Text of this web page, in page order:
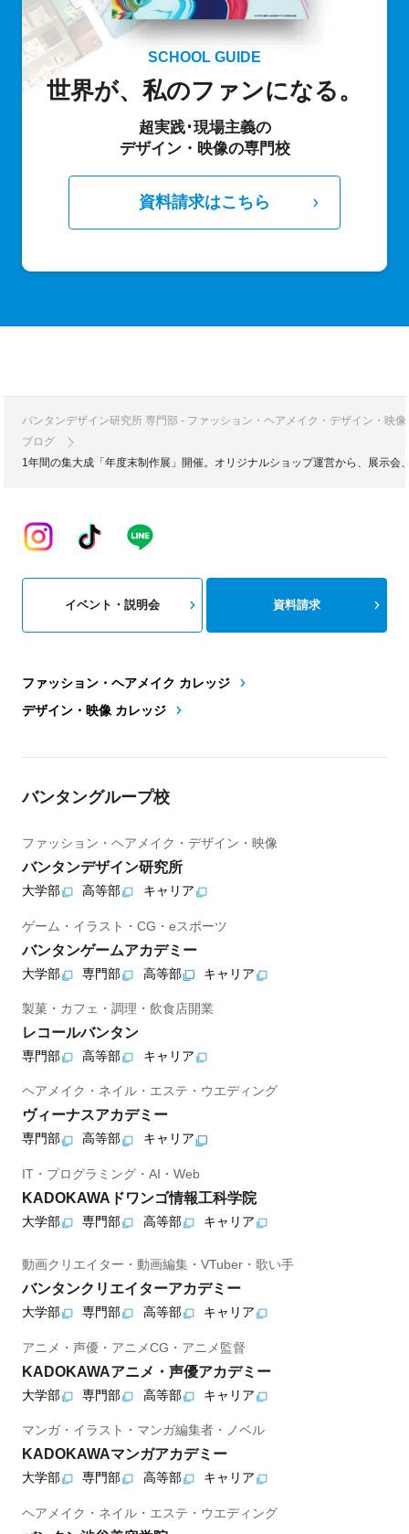
SCHOOL GUIDE
世界が、私のファンになる。
超実践･現場主義の
デザイン・映像の専門校
資料請求はこちら
バンタンデザイン研究所 専門部 - ファッション・ヘアメイク・デザイン・映
ブログ
1年間の集大成「年度末制作展」開催。オリジナルショップ運営から、展示
ファッション・ヘアメイク カレッジ
デザイン・映像 カレッジ
イベント・説明会 資料請求
バンタングループ校
ファッション・ヘアメイク・デザイン・映像
バンタンデザイン研究所
大学部 高等部 キャリア
ゲーム・イラスト・CG・eスポーツ
バンタンゲームアカデミー
大学部 専門部 高等部 キャリア
製菓・カフェ・調理・飲食店開業
レコールバンタン
専門部 高等部 キャリア
ヘアメイク・ネイル・エステ・ウエディング
ヴィーナスアカデミー
専門部 高等部 キャリア
IT・プログラミング・AI・Web
KADOKAWAドワンゴ情報工科学院
大学部 専門部 高等部 キャリア
動画クリエイター・動画編集・VTuber・歌い手
バンタンクリエイターアカデミー
大学部 専門部 高等部 キャリア
アニメ・声優・アニメCG・アニメ監督
KADOKAWAアニメ・声優アカデミー
大学部 専門部 高等部 キャリア
マンガ・イラスト・マンガ編集者・ノベル
KADOKAWAマンガアカデミー
大学部 専門部 高等部 キャリア
ヘアメイク・ネイル・エステ・ウエディング